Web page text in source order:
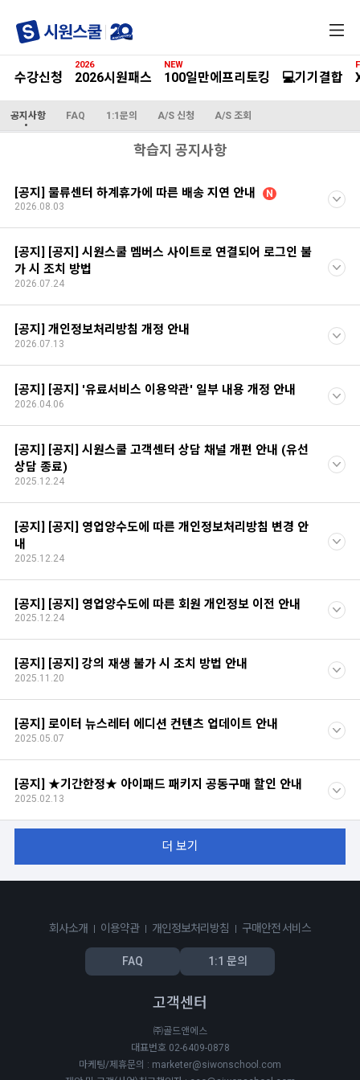
메
수강신청 2026시원패스
2026
100일만에프리토킹
NEW
💻기기결합
공지사항 FAQ 1:1문의 A/S 신청 A/S 조회
학습지 공지사항
[공지] 물류센터 하계휴가에 따른 배송 지연 안내
N
2026.08.03
[공지] [공지] 시원스쿨 멤버스 사이트로 연결되어 로그인 불
가 시 조치 방법
2026.07.24
[공지] 개인정보처리방침 개정 안내
2026.07.13
[공지] [공지] '유료서비스 이용약관' 일부 내용 개정 안내
2026.04.06
[공지] [공지] 시원스쿨 고객센터 상담 채널 개편 안내 (유선
상담 종료)
2025.12.24
[공지] [공지] 영업양수도에 따른 개인정보처리방침 변경 안
내
2025.12.24
[공지] [공지] 영업양수도에 따른 회원 개인정보 이전 안내
2025.12.24
[공지] [공지] 강의 재생 불가 시 조치 방법 안내
2025.11.20
[공지] 로이터 뉴스레터 에디션 컨텐츠 업데이트 안내
2025.05.07
[공지] ★기간한정★ 아이패드 패키지 공동구매 할인 안내
2025.02.13
더 보기
회사소개 이용약관 개인정보처리방침 구매안전 서비스
FAQ 1:1 문의
고객센터
㈜골드앤에스
대표번호 02-6409-0878
마케팅/제휴문의 : marketer@siwonschool.com